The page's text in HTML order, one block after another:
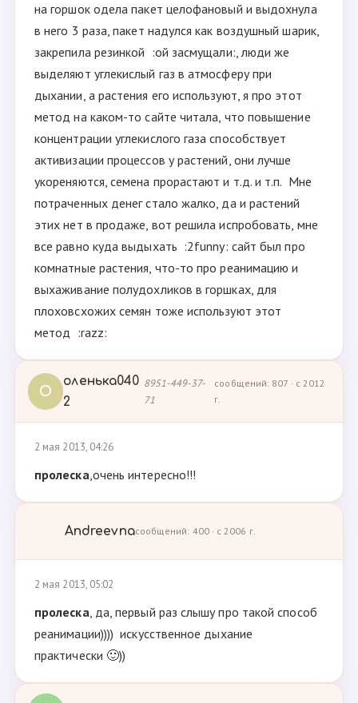
на горшок одела пакет целофановый и выдохнула
в него 3 раза, пакет надулся как воздушный шарик,
закрепила резинкой :ой засмущали:, люди же
выделяют углекислый газ в атмосферу при
дыхании, а растения его используют, я про этот
метод на каком-то сайте читала, что повышение
концентрации углекислого газа способствует
активизации процессов у растений, они лучше
укореняются, семена прорастают и т.д. и т.п. Мне
потраченных денег стало жалко, да и растений
этих нет в продаже, вот решила испробовать, мне
все равно куда выдыхать :2funny: сайт был про
комнатные растения, что-то про реанимацию и
выхаживание полудохликов в горшках, для
плоховсхожих семян тоже используют этот
метод :razz:
О
оленька040
2
8951-449-37-
71
сообщений: 807 · с 2012
г.
2 мая 2013, 04:26
пролеска,очень интересно!!!
Andreevnaсообщений: 400 · с 2006 г.
2 мая 2013, 05:02
пролеска, да, первый раз слышу про такой способ
реанимации)))) искусственное дыхание
практически 🙂))